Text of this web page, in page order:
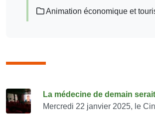
Animation économique et
Consulter également
La médecine de demain
Mercredi 22 janvier 2025, le